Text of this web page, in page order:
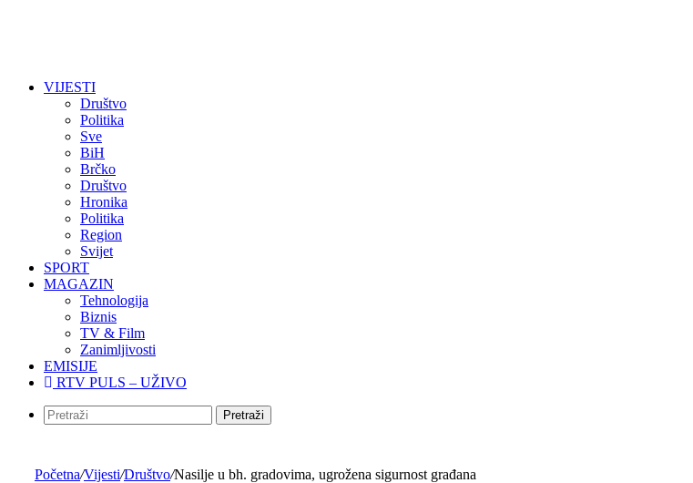
VIJESTI
Društvo
Politika
Sve
BiH
Brčko
Društvo
Hronika
Politika
Region
Svijet
SPORT
MAGAZIN
Tehnologija
Biznis
TV & Film
Zanimljivosti
EMISIJE
RTV PULS – UŽIVO
Pretraži
Početna/Vijesti/Društvo/Nasilje u bh. gradovima, ugrožena sigurnost građana